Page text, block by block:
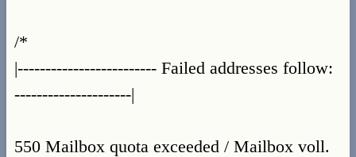
/*
|------------------------- Failed addresses follow:
---------------------|
550 Mailbox quota exceeded / Mailbox voll.